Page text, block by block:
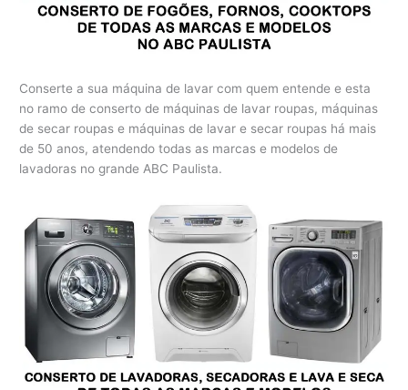
Conserte a sua máquina de lavar com quem entende e esta
no ramo de conserto de máquinas de lavar roupas, máquinas
de secar roupas e máquinas de lavar e secar roupas há mais
de 50 anos, atendendo todas as marcas e modelos de
lavadoras no grande ABC Paulista.